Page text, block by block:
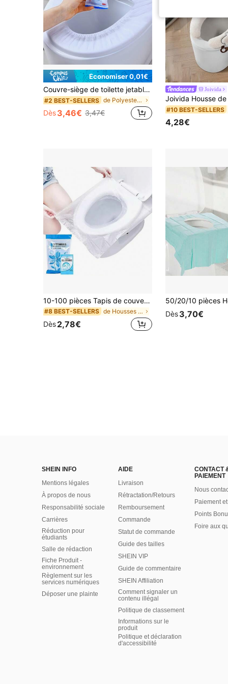
Économiser 0,01€
Couvre-siège de toilette jetables emballés individuellement, tapis de toilette imperméable anti-salissure en non-tissé avec ceinture élastique, tapis de toilette portable pour les toilettes publiques, l'avion, le camping, l'usage domestique, l'apprentissage de la propreté des enfants, accessoires de voyage de salle de bain d'été
#2 BEST-SELLERS de Polyester Accessoires de toilette
Dès3,46€ 3,47€
Joivida
#10 BEST-SELLERS
4,28€
10-100 pièces Tapis de couvercle de siège de toilette jetable, protecteur de siège de toilette de voyage portable, tampons de toilette de camping d'hôtel, accessoires de salle de bain
#8 BEST-SELLERS de Housses de siège de toilette
Dès2,78€
Dès3,70€
SHEIN INFO
Mentions légales
À propos de nous
Responsabilité sociale
Carrières
Réduction pour
étudiants
Salle de rédaction
Fiche Produit -
environnement
Règlement sur les
services numériques
Déposer une plainte
AIDE
Livraison
Rétractation/Retours
Remboursement
Commande
Statut de commande
Guide des tailles
SHEIN VIP
Guide de commentaire
SHEIN Affiliation
Comment signaler un
contenu illégal
Politique de classement
Informations sur le
produit
Politique et déclaration
d'accessibilité
CONTACT
PAIEMENT
Nous
Paiement
Points
Foire aux